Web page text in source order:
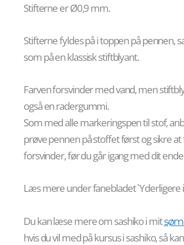
Stifterne er Ø0,9 mm.
Stifterne fyldes på i toppen på pennen,
som på en klassisk stiftblyant.
Farven forsvinder med vand, men
også en radergummi.
Som med alle markeringspen til stof,
prøve pennen på stoffet først og sikre at
forsvinder, før du går igang med dit
Læs mere under fanebladet `Yderligere
Du kan læse mere om sashiko i mit
hvis du vil med på kursus i sashiko, så